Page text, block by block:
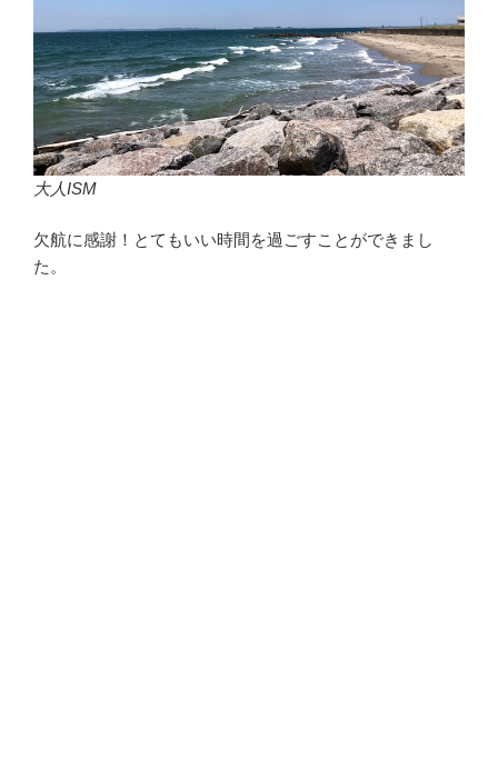
大人ISM
欠航に感謝！とてもいい時間を過ごすことができまし
た。